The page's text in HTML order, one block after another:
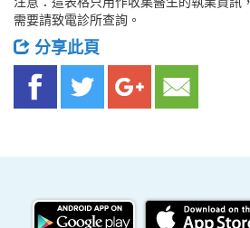
需要請致電診所查詢。
分享此頁